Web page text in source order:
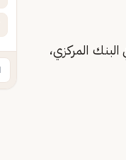
العربية الأخرى، اليوم الإثنين 26-1-1447 في البنك المركزي،